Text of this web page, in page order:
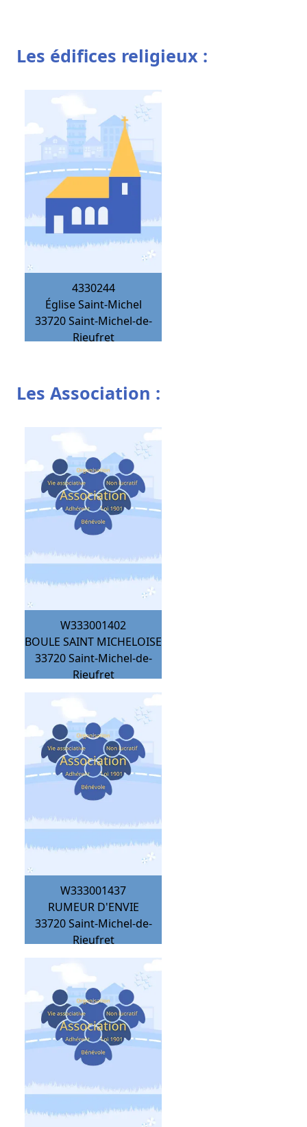
Les édifices religieux :
4330244
Église Saint-Michel
33720 Saint-Michel-de-
Rieufret
Les Association :
W333001402
BOULE SAINT MICHELOISE
33720 Saint-Michel-de-
Rieufret
W333001437
RUMEUR D'ENVIE
33720 Saint-Michel-de-
Rieufret